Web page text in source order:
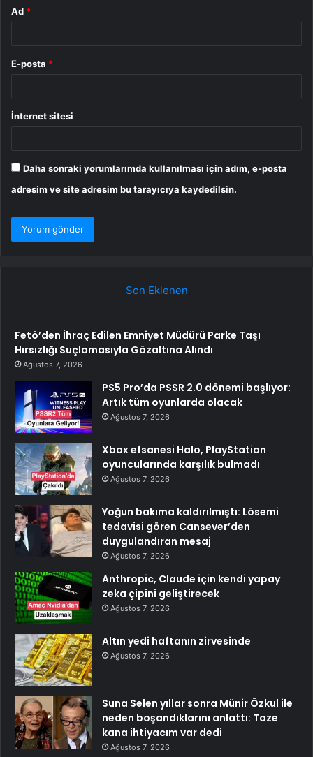
Ad *
E-posta *
İnternet sitesi
Daha sonraki yorumlarımda kullanılması için adım, e-posta
adresim ve site adresim bu tarayıcıya kaydedilsin.
Son Eklenen
Fetö’den İhraç Edilen Emniyet Müdürü Parke Taşı
Hırsızlığı Suçlamasıyla Gözaltına Alındı
Ağustos 7, 2026
PS5 Pro’da PSSR 2.0 dönemi başlıyor:
Artık tüm oyunlarda olacak
Ağustos 7, 2026
Xbox efsanesi Halo, PlayStation
oyuncularında karşılık bulmadı
Ağustos 7, 2026
Yoğun bakıma kaldırılmıştı: Lösemi
tedavisi gören Cansever’den
duygulandıran mesaj
Ağustos 7, 2026
Anthropic, Claude için kendi yapay
zeka çipini geliştirecek
Ağustos 7, 2026
Altın yedi haftanın zirvesinde
Ağustos 7, 2026
Suna Selen yıllar sonra Münir Özkul ile
neden boşandıklarını anlattı: Taze
kana ihtiyacım var dedi
Ağustos 7, 2026